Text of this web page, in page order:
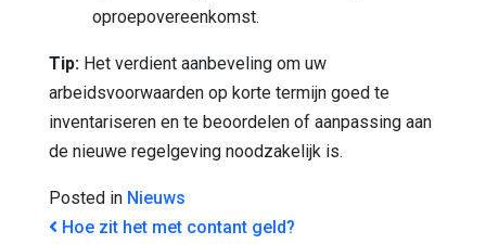
oproepovereenkomst.
Tip: Het verdient aanbeveling om uw
arbeidsvoorwaarden op korte termijn goed te
inventariseren en te beoordelen of aanpassing aan
de nieuwe regelgeving noodzakelijk is.
Posted in Nieuws
BERICHT NAVIGATIE
Hoe zit het met contant geld?